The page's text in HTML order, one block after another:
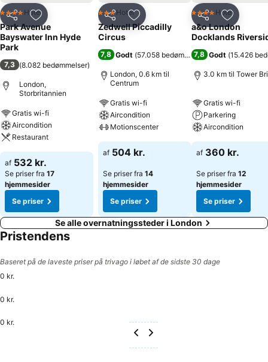
Del Føj til favoritter
4 StjernerHotel
Park Avenue
Bayswater Inn Hyde
Park
7,3 (8.082 bedømmelser)
London,
Storbritannien
Gratis wi-fi
Aircondition
Restaurant
af 532 kr.
Se priser fra 17
hjemmesider
Se priser
Del Føj til favoritter
3 Stjerner
Hotel
Zedwell Piccadilly
Circus
7,8 Godt (57.058 bedømmelser )
London, 0.6 km til
Centrum
Gratis wi-fi
Aircondition
Motionscenter
af 504 kr.
Se priser fra 14
hjemmesider
Se priser
Del Føj til
4 StjernerHotel
a&o London
Docklands
7,8 Godt (15.426
3.0 km til Tower
Gratis wi-fi
Parkering
Aircondition
af 360 kr.
Se priser fra 12
hjemmesider
Se priser
Se alle overnatningssteder i London
Pristendens
Baseret på de laveste priser på trivago i løbet af de sidste 30 dage
0 kr.
0 kr.
0 kr.